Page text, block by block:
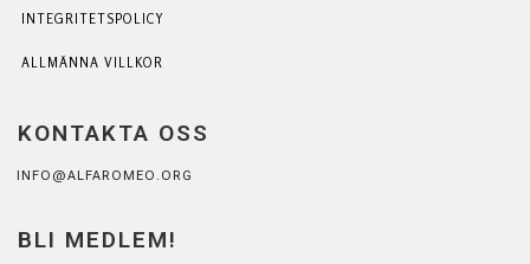
INTEGRITETSPOLICY
ALLMÄNNA VILLKOR
KONTAKTA OSS
INFO@ALFAROMEO.ORG
BLI MEDLEM!